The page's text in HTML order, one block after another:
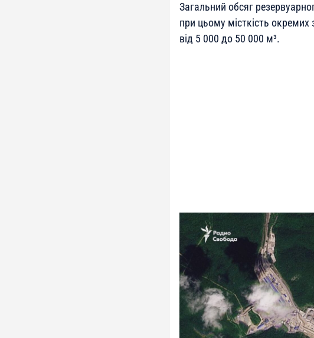
Загальний обсяг
при цьому місткість
від 5 000 до 50 000 м³.